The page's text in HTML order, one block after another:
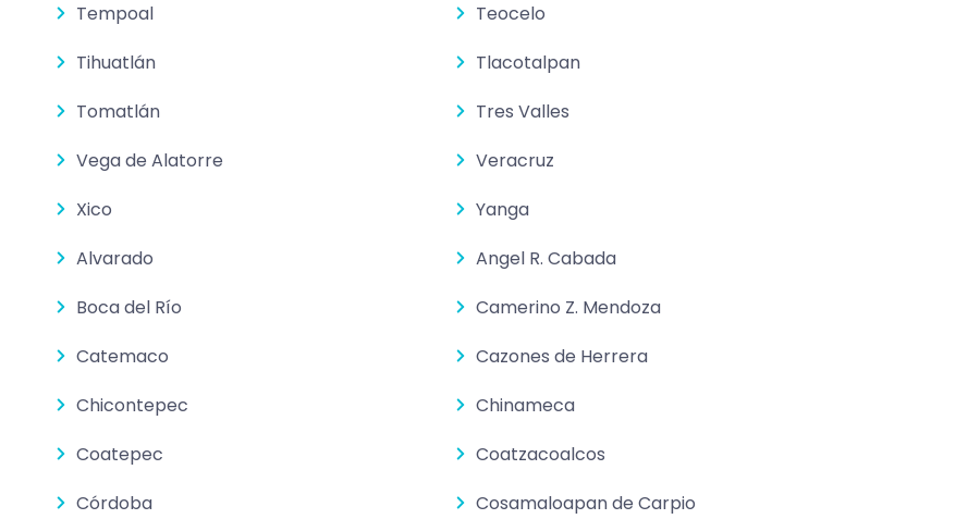
Tempoal
Teocelo
Tihuatlán
Tlacotalpan
Tomatlán
Tres Valles
Vega de Alatorre
Veracruz
Xico
Yanga
Alvarado
Angel R. Cabada
Boca del Río
Camerino Z. Mendoza
Catemaco
Cazones de Herrera
Chicontepec
Chinameca
Coatepec
Coatzacoalcos
Córdoba
Cosamaloapan de Carpio